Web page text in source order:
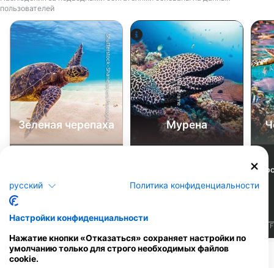
пользователей
Shutterstock-Shane Myers Photography
Зеленая черепаха
Alamy-WaterFrame
Мурена
F
Показать больше животных
русский Политика конфиденциальности
Настройки конфиденциальности
Нажатие кнопки «Отказаться» сохраняет настройки по
умолчанию только для строго необходимых файлов
cookie.